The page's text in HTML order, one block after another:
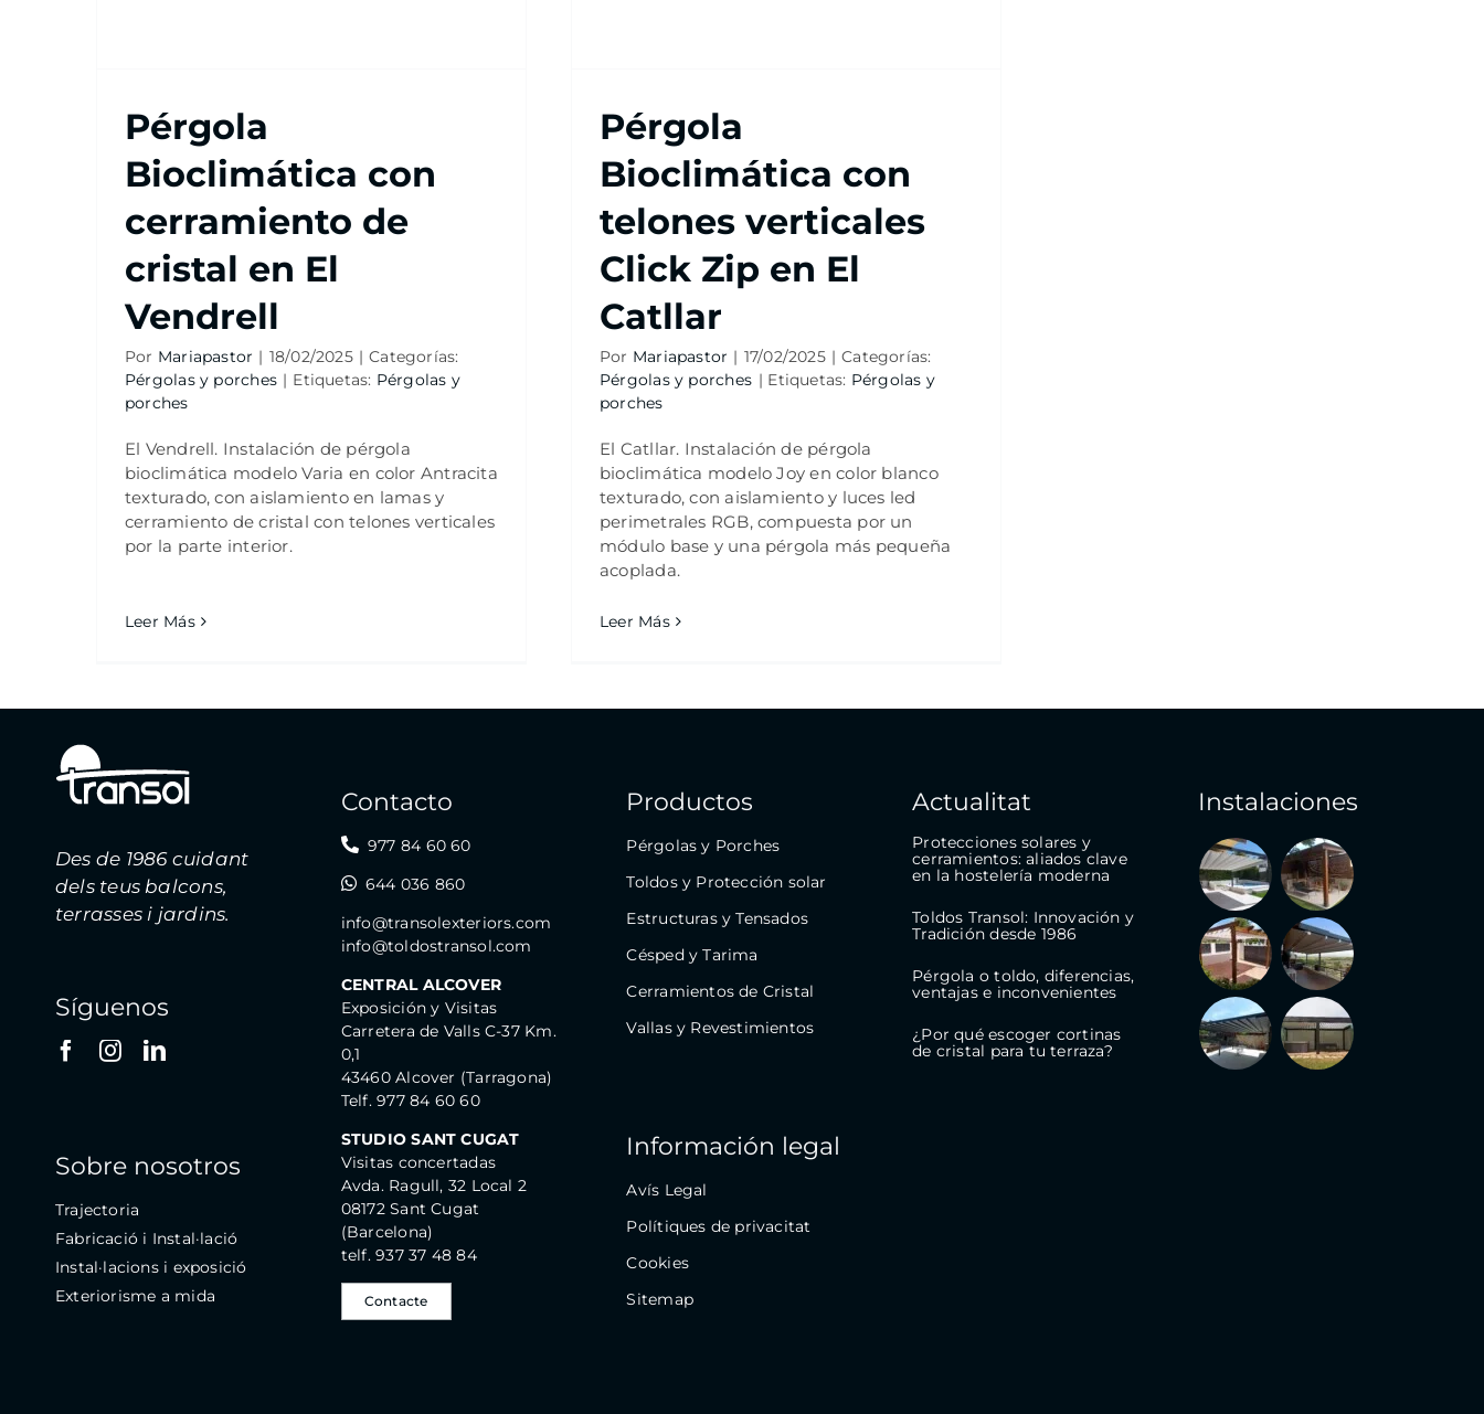
Pérgola
Bioclimática con
cerramiento de
cristal en El
Vendrell
Por Mariapastor | 18/02/2025 | Categorías:
Pérgolas y porches | Etiquetas: Pérgolas y
porches
El Vendrell. Instalación de pérgola
bioclimática modelo Varia en color Antracita
texturado, con aislamiento en lamas y
cerramiento de cristal con telones verticales
por la parte interior.
Leer Más
Pérgola
Bioclimática con
telones verticales
Click Zip en El
Catllar
Por Mariapastor | 17/02/2025 | Categorías:
Pérgolas y porches | Etiquetas: Pérgolas y
porches
El Catllar. Instalación de pérgola
bioclimática modelo Joy en color blanco
texturado, con aislamiento y luces led
perimetrales RGB, compuesta por un
módulo base y una pérgola más pequeña
acoplada.
Leer Más
Des de 1986 cuidant
dels teus balcons,
terrasses i jardins.
Síguenos
Sobre nosotros
Trajectoria
Fabricació i Instal·lació
Instal·lacions i exposició
Exteriorisme a mida
Contacto
977 84 60 60
644 036 860
info@transolexteriors.com
info@toldostransol.com
CENTRAL ALCOVER
Exposición y Visitas
Carretera de Valls C-37 Km.
0,1
43460 Alcover (Tarragona)
Telf. 977 84 60 60
STUDIO SANT CUGAT
Visitas concertadas
Avda. Ragull, 32 Local 2
08172 Sant Cugat
(Barcelona)
telf. 937 37 48 84
Contacte
Productos
Pérgolas y Porches
Toldos y Protección solar
Estructuras y Tensados
Césped y Tarima
Cerramientos de Cristal
Vallas y Revestimientos
Información legal
Avís Legal
Polítiques de privacitat
Cookies
Sitemap
Actualitat
Protecciones solares y
cerramientos: aliados clave
en la hostelería moderna
Toldos Transol: Innovación y
Tradición desde 1986
Pérgola o toldo, diferencias,
ventajas e inconvenientes
¿Por qué escoger cortinas
de cristal para tu terraza?
Instalaciones